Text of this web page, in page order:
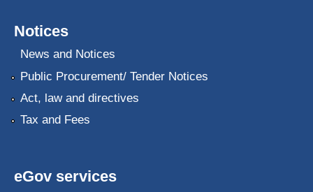
Notices
News and Notices
Public Procurement/ Tender Notices
Act, law and directives
Tax and Fees
eGov services